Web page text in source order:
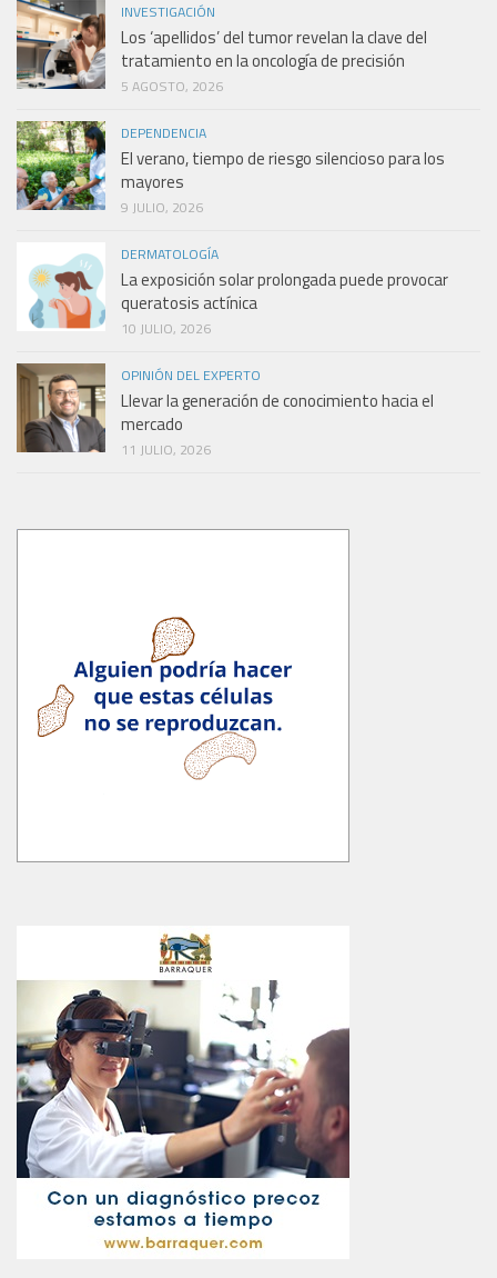
INVESTIGACIÓN
Los ‘apellidos’ del tumor revelan la clave del
tratamiento en la oncología de precisión
5 AGOSTO, 2026
DEPENDENCIA
El verano, tiempo de riesgo silencioso para los
mayores
9 JULIO, 2026
DERMATOLOGÍA
La exposición solar prolongada puede provocar
queratosis actínica
10 JULIO, 2026
OPINIÓN DEL EXPERTO
Llevar la generación de conocimiento hacia el
mercado
11 JULIO, 2026